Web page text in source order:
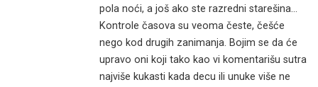
pola noći, a još ako ste razredni starešina…
Kontrole časova su veoma česte, češće
nego kod drugih zanimanja. Bojim se da će
upravo oni koji tako kao vi komentarišu sutra
najviše kukasti kada decu ili unuke više ne